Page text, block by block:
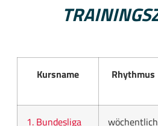
Kursname Rhythmus
1. Bundesliga wöchentlich